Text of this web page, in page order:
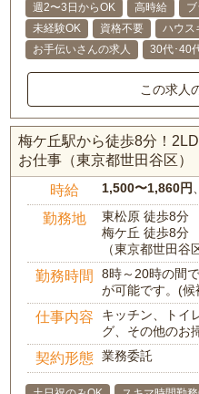
週2〜3日からOK 高時給
未経験OK
資格不要
ハウス
お手伝いさんの求人
30代･40
この求人
梅ケ丘駅から徒歩8分！
お仕事（東京都世田谷区）
時給 1,500〜1,860円
勤務地
東松原 徒歩8分
梅ケ丘 徒歩8分
（東京都世田谷
勤務時間
8時～20時の間
が可能です。(
仕事内容
キッチン、トイ
グ、その他のお
契約形態 業務委託